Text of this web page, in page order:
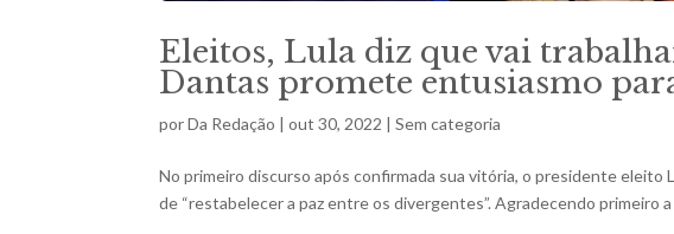
Eleitos, Lula diz que vai
Dantas promete entusiasmo
porDa Redação |out 30, 2022 |Sem categoria
No primeiro discurso após confirmada sua vitória, o presidente eleito
de “restabelecer a paz entre os divergentes”. Agradecendo primeiro